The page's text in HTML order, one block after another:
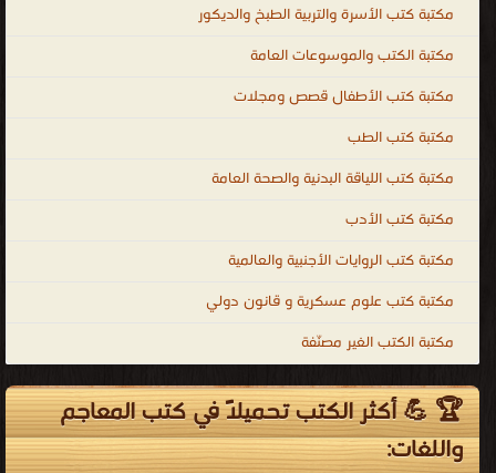
مكتبة كتب الأسرة والتربية الطبخ والديكور
مكتبة الكتب والموسوعات العامة
مكتبة كتب الأطفال قصص ومجلات
مكتبة كتب الطب
مكتبة كتب اللياقة البدنية والصحة العامة
مكتبة كتب الأدب
مكتبة كتب الروايات الأجنبية والعالمية
مكتبة كتب علوم عسكرية و قانون دولي
مكتبة الكتب الغير مصنّفة
🏆 💪 أكثر الكتب تحميلاً في كتب المعاجم
واللغات: